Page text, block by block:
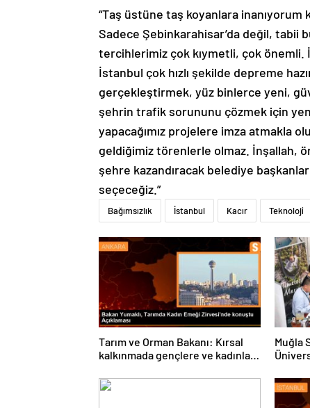
“Taş üstüne taş koyanlara
Sadece Şebinkarahisar’da değil, tabii
tercihlerimiz çok kıymetli, çok önemli.
İstanbul çok hızlı şekilde depreme
gerçekleştirmek, yüz binlerce yeni,
şehrin trafik sorununu çözmek için
yapacağımız projelere imza atmakla
geldiğimiz törenlerle olmaz. İnşallah,
şehre kazandıracak belediye
seçeceğiz.”
Bağımsızlık İstanbul Kacır Teknoloji
Tarım ve Orman Bakanı: Kırsal
kalkınmada gençlere ve kadınlara
Muğla